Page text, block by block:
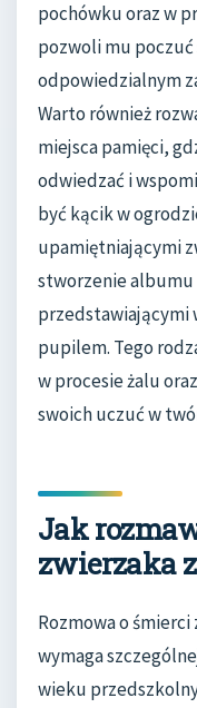
pochówku oraz w
pozwoli mu poczuć
odpowiedzialnym
Warto również
miejsca pamięci,
odwiedzać i
być kącik w
upamiętniającymi
stworzenie albumu
przedstawiającymi
pupilem. Tego
w procesie żalu
swoich uczuć w
Jak
zwierzaka
Rozmowa o
wymaga
wieku